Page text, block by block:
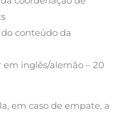
conteúdo da
em inglês/alemão – 20
em caso de empate, a